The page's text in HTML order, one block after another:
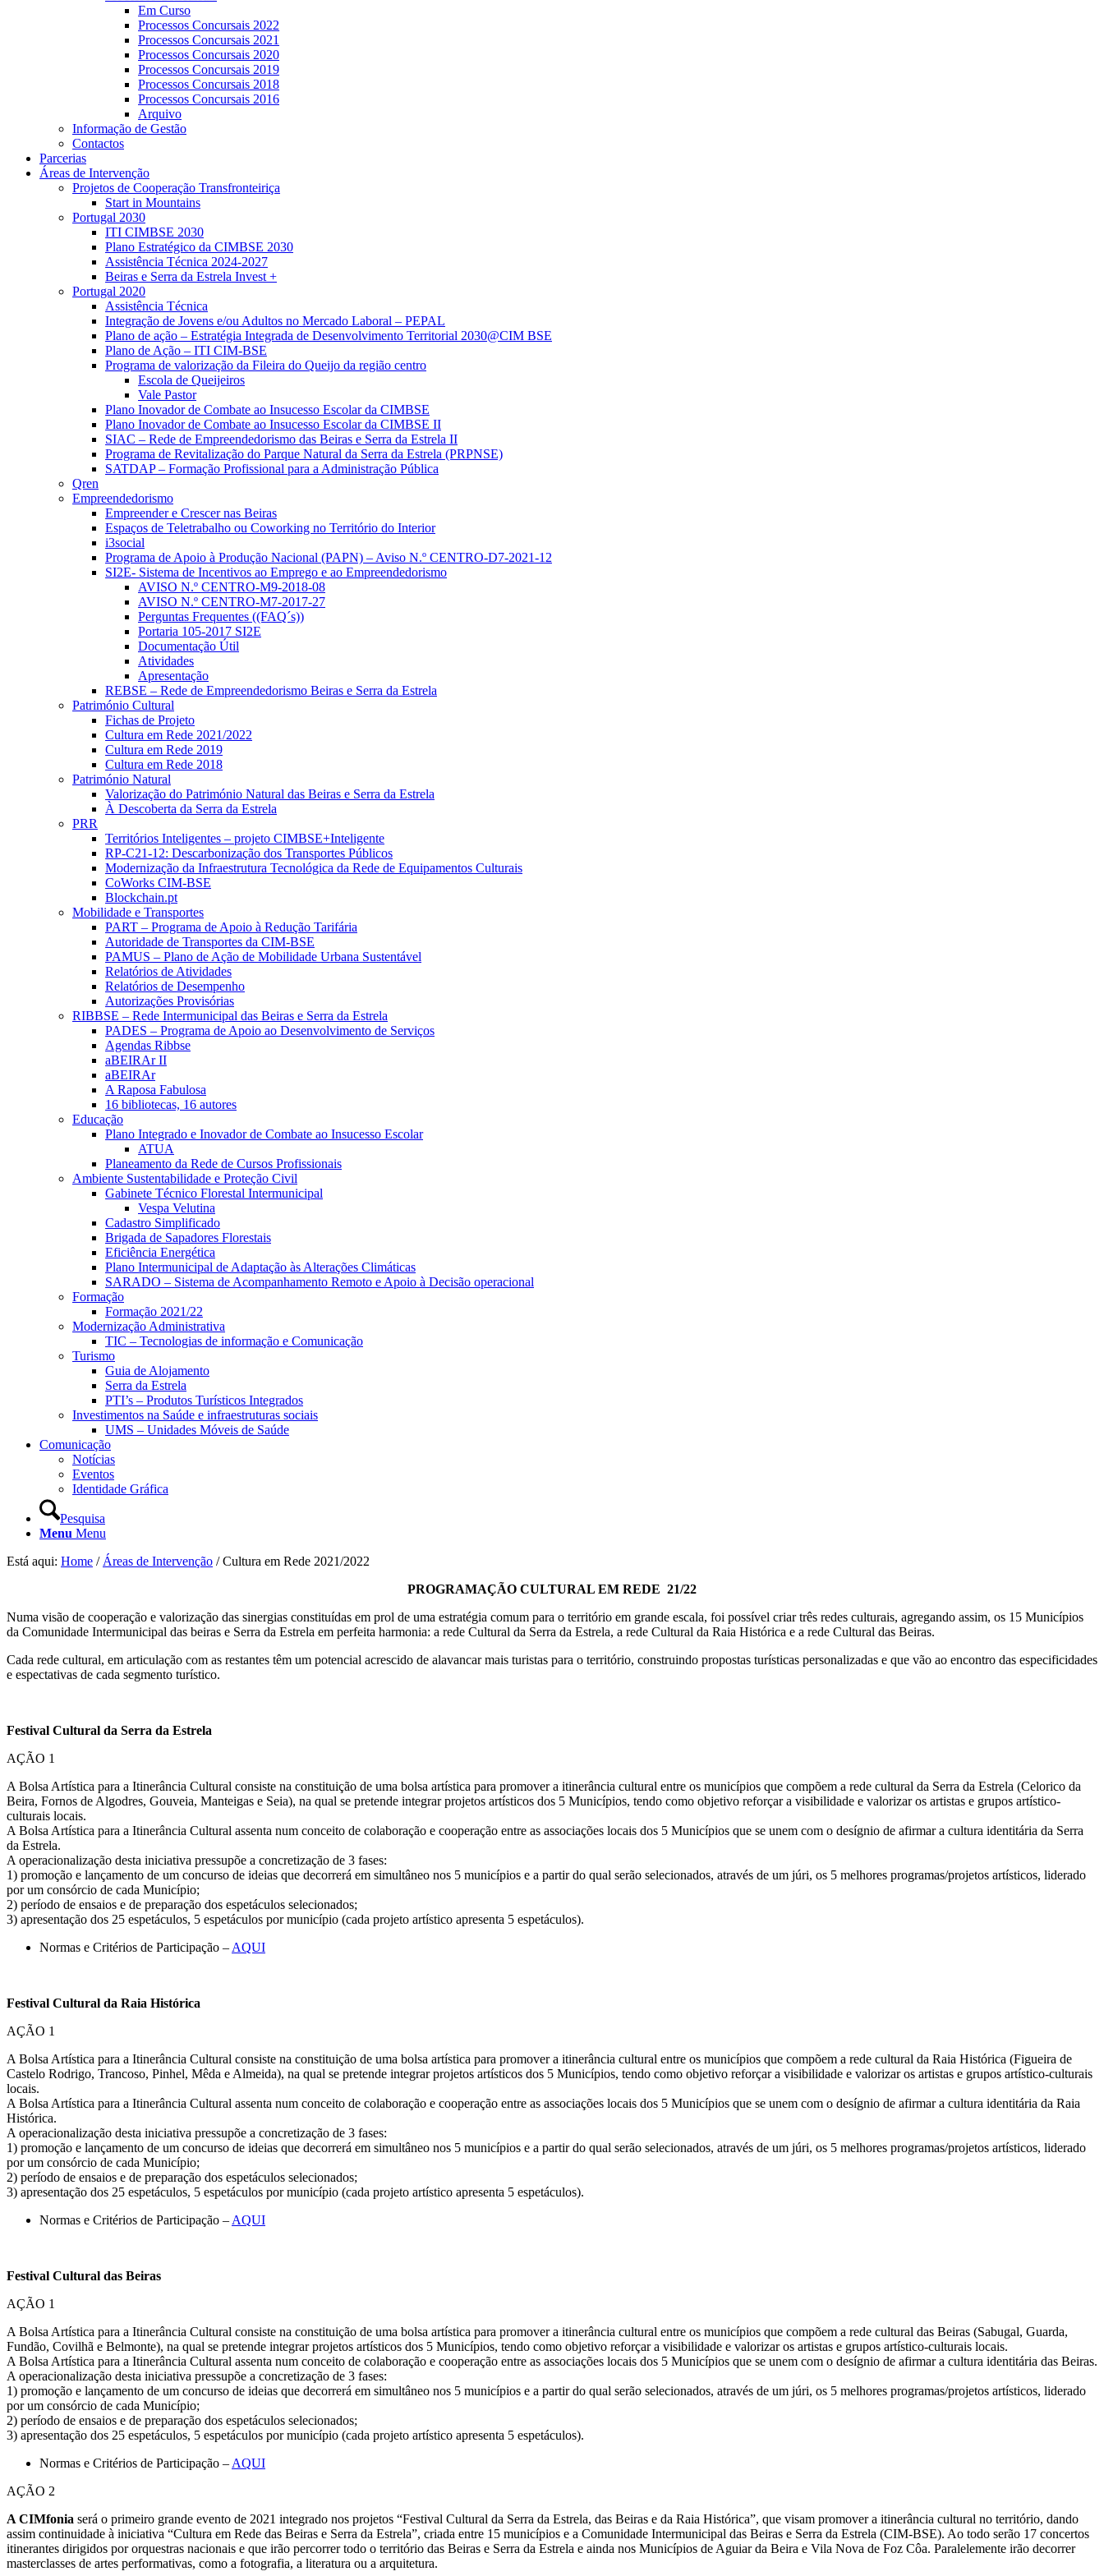
Em Curso
Processos Concursais 2022
Processos Concursais 2021
Processos Concursais 2020
Processos Concursais 2019
Processos Concursais 2018
Processos Concursais 2016
Arquivo
Informação de Gestão
Contactos
Parcerias
Áreas de Intervenção
Projetos de Cooperação Transfronteiriça
Start in Mountains
Portugal 2030
ITI CIMBSE 2030
Plano Estratégico da CIMBSE 2030
Assistência Técnica 2024-2027
Beiras e Serra da Estrela Invest +
Portugal 2020
Assistência Técnica
Integração de Jovens e/ou Adultos no Mercado Laboral – PEPAL
Plano de ação – Estratégia Integrada de Desenvolvimento Territorial 2030@CIM BSE
Plano de Ação – ITI CIM-BSE
Programa de valorização da Fileira do Queijo da região centro
Escola de Queijeiros
Vale Pastor
Plano Inovador de Combate ao Insucesso Escolar da CIMBSE
Plano Inovador de Combate ao Insucesso Escolar da CIMBSE II
SIAC – Rede de Empreendedorismo das Beiras e Serra da Estrela II
Programa de Revitalização do Parque Natural da Serra da Estrela (PRPNSE)
SATDAP – Formação Profissional para a Administração Pública
Qren
Empreendedorismo
Empreender e Crescer nas Beiras
Espaços de Teletrabalho ou Coworking no Território do Interior
i3social
Programa de Apoio à Produção Nacional (PAPN) – Aviso N.º CENTRO-D7-2021-12
SI2E- Sistema de Incentivos ao Emprego e ao Empreendedorismo
AVISO N.º CENTRO-M9-2018-08
AVISO N.º CENTRO-M7-2017-27
Perguntas Frequentes ((FAQ´s))
Portaria 105-2017 SI2E
Documentação Útil
Atividades
Apresentação
REBSE – Rede de Empreendedorismo Beiras e Serra da Estrela
Património Cultural
Fichas de Projeto
Cultura em Rede 2021/2022
Cultura em Rede 2019
Cultura em Rede 2018
Património Natural
Valorização do Património Natural das Beiras e Serra da Estrela
À Descoberta da Serra da Estrela
PRR
Territórios Inteligentes – projeto CIMBSE+Inteligente
RP-C21-12: Descarbonização dos Transportes Públicos
Modernização da Infraestrutura Tecnológica da Rede de Equipamentos Culturais
CoWorks CIM-BSE
Blockchain.pt
Mobilidade e Transportes
PART – Programa de Apoio à Redução Tarifária
Autoridade de Transportes da CIM-BSE
PAMUS – Plano de Ação de Mobilidade Urbana Sustentável
Relatórios de Atividades
Relatórios de Desempenho
Autorizações Provisórias
RIBBSE – Rede Intermunicipal das Beiras e Serra da Estrela
PADES – Programa de Apoio ao Desenvolvimento de Serviços
Agendas Ribbse
aBEIRAr II
aBEIRAr
A Raposa Fabulosa
16 bibliotecas, 16 autores
Educação
Plano Integrado e Inovador de Combate ao Insucesso Escolar
ATUA
Planeamento da Rede de Cursos Profissionais
Ambiente Sustentabilidade e Proteção Civil
Gabinete Técnico Florestal Intermunicipal
Vespa Velutina
Cadastro Simplificado
Brigada de Sapadores Florestais
Eficiência Energética
Plano Intermunicipal de Adaptação às Alterações Climáticas
SARADO – Sistema de Acompanhamento Remoto e Apoio à Decisão operacional
Formação
Formação 2021/22
Modernização Administrativa
TIC – Tecnologias de informação e Comunicação
Turismo
Guia de Alojamento
Serra da Estrela
PTI’s – Produtos Turísticos Integrados
Investimentos na Saúde e infraestruturas sociais
UMS – Unidades Móveis de Saúde
Comunicação
Notícias
Eventos
Identidade Gráfica
Pesquisa
Menu Menu
Está aqui: Home / Áreas de Intervenção / Cultura em Rede 2021/2022
PROGRAMAÇÃO CULTURAL EM REDE 21/22
Numa visão de cooperação e valorização das sinergias constituídas em prol de uma estratégia comum para o território em grande escala, foi possível criar três redes culturais, agregando assim, os 15 Municípios
da Comunidade Intermunicipal das beiras e Serra da Estrela em perfeita harmonia: a rede Cultural da Serra da Estrela, a rede Cultural da Raia Histórica e a rede Cultural das Beiras.
Cada rede cultural, em articulação com as restantes têm um potencial acrescido de alavancar mais turistas para o território, construindo propostas turísticas personalizadas e que vão ao encontro das especificidades
e espectativas de cada segmento turístico.
Festival Cultural da Serra da Estrela
AÇÃO 1
A Bolsa Artística para a Itinerância Cultural consiste na constituição de uma bolsa artística para promover a itinerância cultural entre os municípios que compõem a rede cultural da Serra da Estrela (Celorico da
Beira, Fornos de Algodres, Gouveia, Manteigas e Seia), na qual se pretende integrar projetos artísticos dos 5 Municípios, tendo como objetivo reforçar a visibilidade e valorizar os artistas e grupos artístico-
culturais locais.
A Bolsa Artística para a Itinerância Cultural assenta num conceito de colaboração e cooperação entre as associações locais dos 5 Municípios que se unem com o desígnio de afirmar a cultura identitária da Serra
da Estrela.
A operacionalização desta iniciativa pressupõe a concretização de 3 fases:
1) promoção e lançamento de um concurso de ideias que decorrerá em simultâneo nos 5 municípios e a partir do qual serão selecionados, através de um júri, os 5 melhores programas/projetos artísticos, liderado
por um consórcio de cada Município;
2) período de ensaios e de preparação dos espetáculos selecionados;
3) apresentação dos 25 espetáculos, 5 espetáculos por município (cada projeto artístico apresenta 5 espetáculos).
Normas e Critérios de Participação – AQUI
Festival Cultural da Raia Histórica
AÇÃO 1
A Bolsa Artística para a Itinerância Cultural consiste na constituição de uma bolsa artística para promover a itinerância cultural entre os municípios que compõem a rede cultural da Raia Histórica (Figueira de
Castelo Rodrigo, Trancoso, Pinhel, Mêda e Almeida), na qual se pretende integrar projetos artísticos dos 5 Municípios, tendo como objetivo reforçar a visibilidade e valorizar os artistas e grupos artístico-culturais
locais.
A Bolsa Artística para a Itinerância Cultural assenta num conceito de colaboração e cooperação entre as associações locais dos 5 Municípios que se unem com o desígnio de afirmar a cultura identitária da Raia
Histórica.
A operacionalização desta iniciativa pressupõe a concretização de 3 fases:
1) promoção e lançamento de um concurso de ideias que decorrerá em simultâneo nos 5 municípios e a partir do qual serão selecionados, através de um júri, os 5 melhores programas/projetos artísticos, liderado
por um consórcio de cada Município;
2) período de ensaios e de preparação dos espetáculos selecionados;
3) apresentação dos 25 espetáculos, 5 espetáculos por município (cada projeto artístico apresenta 5 espetáculos).
Normas e Critérios de Participação – AQUI
Festival Cultural das Beiras
AÇÃO 1
A Bolsa Artística para a Itinerância Cultural consiste na constituição de uma bolsa artística para promover a itinerância cultural entre os municípios que compõem a rede cultural das Beiras (Sabugal, Guarda,
Fundão, Covilhã e Belmonte), na qual se pretende integrar projetos artísticos dos 5 Municípios, tendo como objetivo reforçar a visibilidade e valorizar os artistas e grupos artístico-culturais locais.
A Bolsa Artística para a Itinerância Cultural assenta num conceito de colaboração e cooperação entre as associações locais dos 5 Municípios que se unem com o desígnio de afirmar a cultura identitária das Beiras.
A operacionalização desta iniciativa pressupõe a concretização de 3 fases:
1) promoção e lançamento de um concurso de ideias que decorrerá em simultâneo nos 5 municípios e a partir do qual serão selecionados, através de um júri, os 5 melhores programas/projetos artísticos, liderado
por um consórcio de cada Município;
2) período de ensaios e de preparação dos espetáculos selecionados;
3) apresentação dos 25 espetáculos, 5 espetáculos por município (cada projeto artístico apresenta 5 espetáculos).
Normas e Critérios de Participação – AQUI
AÇÃO 2
A CIMfonia será o primeiro grande evento de 2021 integrado nos projetos “Festival Cultural da Serra da Estrela, das Beiras e da Raia Histórica”, que visam promover a itinerância cultural no território, dando
assim continuidade à iniciativa “Cultura em Rede das Beiras e Serra da Estrela”, criada entre 15 municípios e a Comunidade Intermunicipal das Beiras e Serra da Estrela (CIM-BSE). Ao todo serão 17 concertos
itinerantes dirigidos por orquestras nacionais e que irão percorrer todo o território das Beiras e Serra da Estrela e ainda nos Municípios de Aguiar da Beira e Vila Nova de Foz Côa. Paralelemente irão decorrer
masterclasses de artes performativas, como a fotografia, a literatura ou a arquitetura.